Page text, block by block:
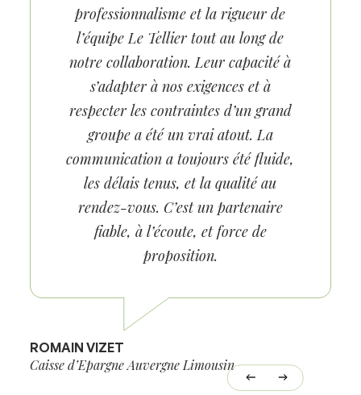
expérience réellement positive. Dès
nos premiers échanges, j’ai rencontré
une équipe à l’écoute, engagée et
parfaitement consciente des enjeux de
notre entreprise. Leur
accompagnement, à la fois rigoureux,
humain et réactif, a su faire la
différence à chaque étape. Je les
recommande sans la moindre
hésitation.
ALEXANDRE BUYENS
Income